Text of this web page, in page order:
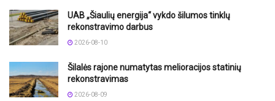
UAB „Šiaulių energija“ vykdo šilumos tinklų
rekonstravimo darbus
2026-08-10
Šilalės rajone numatytas melioracijos statinių
rekonstravimas
2026-08-09